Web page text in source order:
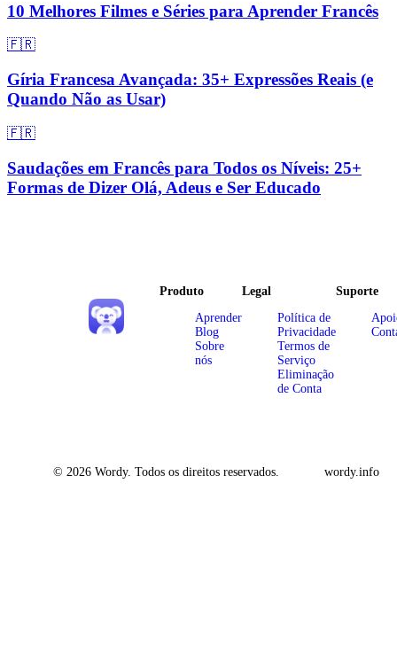
10 Melhores Filmes e Séries para Aprender Francês
🇫🇷
Gíria Francesa Avançada: 35+ Expressões Reais (e
Quando Não as Usar)
🇫🇷
Saudações em Francês para Todos os Níveis: 25+
Formas de Dizer Olá, Adeus e Ser Educado
Produto
Aprender
Blog
Sobre
nós
Legal
Política de
Privacidade
Termos de
Serviço
Eliminação
de Conta
Suporte
© 2026 Wordy. Todos os direitos reservados. wordy.info